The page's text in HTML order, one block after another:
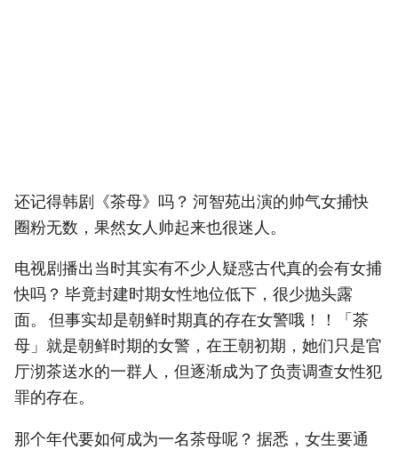
还记得韩剧《茶母》吗？ 河智苑出演的帅气女捕快
圈粉无数，果然女人帅起来也很迷人。
电视剧播出当时其实有不少人疑惑古代真的会有女捕
快吗？ 毕竟封建时期女性地位低下，很少抛头露
面。 但事实却是朝鲜时期真的存在女警哦！！「茶
母」就是朝鲜时期的女警，在王朝初期，她们只是官
厅沏茶送水的一群人，但逐渐成为了负责调查女性犯
罪的存在。
那个年代要如何成为一名茶母呢？ 据悉，女生要通